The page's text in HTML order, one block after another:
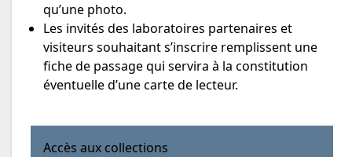
qu’une photo.
Les invités des laboratoires partenaires et
visiteurs souhaitant s’inscrire remplissent une
fiche de passage qui servira à la constitution
éventuelle d’une carte de lecteur.
Accès aux collections